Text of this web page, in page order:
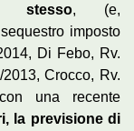
stesso, (e,
imposto
Di Febo, Rv.
Crocco, Rv.
una recente
la previsione di